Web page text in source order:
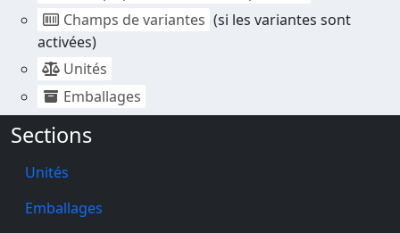
Sections
Unités
Emballages
Champs de variantes (si les variantes sont
activées)
Unités
Emballages